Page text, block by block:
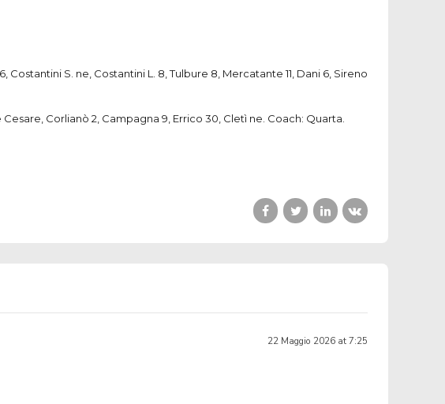
Costantini S. ne, Costantini L. 8, Tulbure 8, Mercatante 11, Dani 6, Sireno
Corlianò 2, Campagna 9, Errico 30, Cletì ne. Coach: Quarta.
22 Maggio 2026 at 7:25